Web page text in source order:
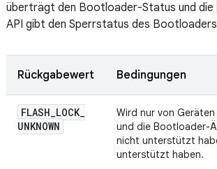
überträgt den Bootloader-Status und die
API gibt den Sperrstatus des
Rückgabewert Bedingungen
FLASH_LOCK_
UNKNOWN
Wird nur von
und die Bootloader-
nicht unterstützt
unterstützt haben.